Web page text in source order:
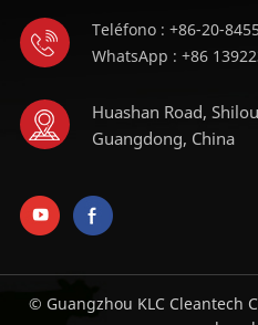
Teléfono : +86-20-
WhatsApp : +86
Huashan Road,
Guangdong, China
© Guangzhou KLC Cleantech